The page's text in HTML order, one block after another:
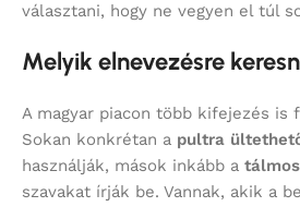
választani, hogy ne vegyen el túl
Melyik elnevezésre
A magyar piacon több kifejezés is
Sokan konkrétan a pultra
használják, mások inkább a
szavakat írják be. Vannak, akik a